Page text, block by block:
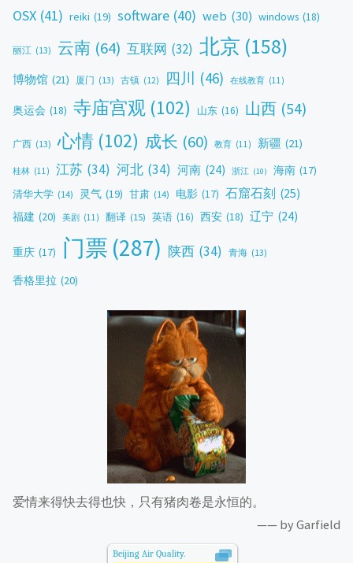
OSX (41) reiki (19) software (40) web (30) windows (18)
丽江 (13) 云南 (64) 互联网 (32) 北京 (158)
博物馆 (21) 厦门 (13) 古镇 (12) 四川 (46) 在线教育 (11)
奥运会 (18) 寺庙宫观 (102) 山东 (16) 山西 (54)
广西 (13) 心情 (102) 成长 (60) 教育 (11) 新疆 (21)
桂林 (11) 江苏 (34) 河北 (34) 河南 (24) 浙江 (10) 海南 (17)
清华大学 (14) 灵气 (19) 甘肃 (14) 电影 (17) 石窟石刻 (25)
福建 (20) 美剧 (11) 翻译 (15) 英语 (16) 西安 (18) 辽宁 (24)
重庆 (17) 门票 (287) 陕西 (34) 青海 (13)
香格里拉 (20)
爱情来得快去得也快，只有猪肉卷是永恒的。
—— by Garfield
Beijing Air Quality.